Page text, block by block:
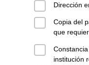
Dirección
Copia del
que
institución